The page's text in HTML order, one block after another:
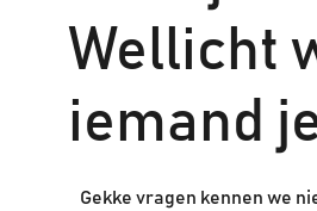
Wellicht
iemand
Gekke vragen kennen we